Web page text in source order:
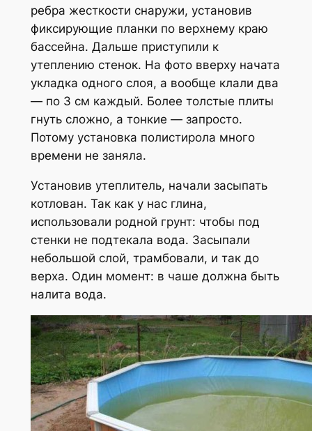
ребра жесткости снаружи, установив
фиксирующие планки по верхнему краю
бассейна. Дальше приступили к
утеплению стенок. На фото вверху начата
укладка одного слоя, а вообще клали два
— по 3 см каждый. Более толстые плиты
гнуть сложно, а тонкие — запросто.
Потому установка полистирола много
времени не заняла.
Установив утеплитель, начали засыпать
котлован. Так как у нас глина,
использовали родной грунт: чтобы под
стенки не подтекала вода. Засыпали
небольшой слой, трамбовали, и так до
верха. Один момент: в чаше должна быть
налита вода.